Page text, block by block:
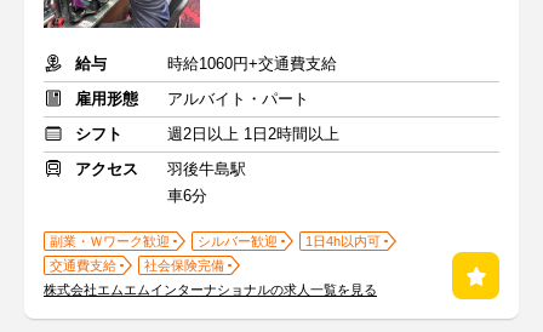
給与
時給1060円+交通費支給
雇用形態
アルバイト・パート
シフト
週2日以上 1日2時間以上
アクセス
羽後牛島駅
車6分
副業・Ｗワーク歓迎 シルバー歓迎
1日4h以内可
交通費支給
社会保険完備
株式会社エムエムインターナショナルの求人一覧を見る